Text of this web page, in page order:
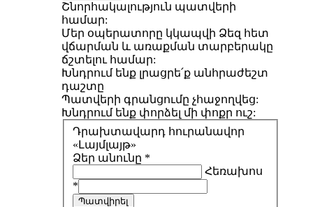
Շնորհակալություն պատվերի
համար:
Մեր օպերատորը կկապվի Ձեզ հետ
վճարման և առաքման տարբերակը
ճշտելու համար:
Խնդրում ենք լրացրե՛ք անհրաժեշտ
դաշտը
Պատվերի գրանցումը չհաջողվեց:
Խնդրում ենք փորձել մի փոքր ուշ:
Դրախտավարդ հուրանավոր
«Լայմլայթ»
Ձեր անունը *
Հեռախոս
*
Պատվիրել